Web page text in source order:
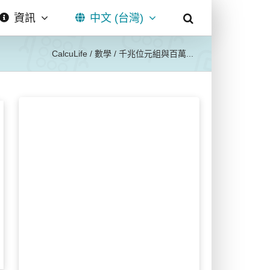
資訊 中文 (台灣)
CalcuLife / 數學 / 千兆位元組與百萬...